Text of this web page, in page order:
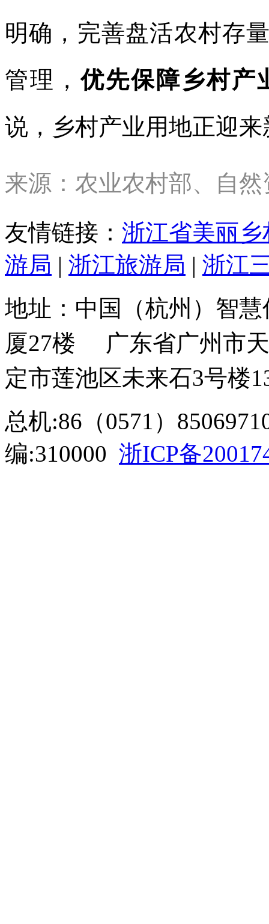
明确，完善盘活农村存
管理，优先保障乡村产
说，乡村产业用地正迎
来源：农业农村部、自
友情链接： 浙江省美丽
游局 | 浙江旅游局 | 浙江
地址：中国（杭州）智
厦27楼 广东省广州市
定市莲池区未来石3号楼
总机:86（0571）
编:310000 浙ICP备